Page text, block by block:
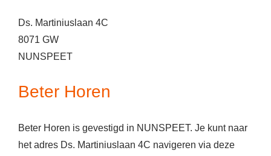
Ds. Martiniuslaan 4C
8071 GW
NUNSPEET
Beter Horen
Beter Horen is gevestigd in NUNSPEET. Je kunt naar
het adres Ds. Martiniuslaan 4C navigeren via deze